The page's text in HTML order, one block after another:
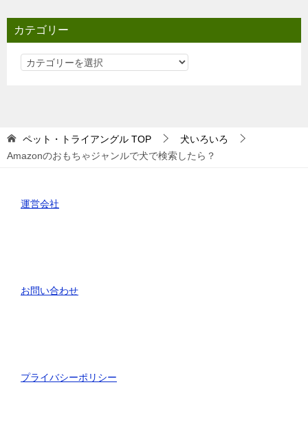
カテゴリー
カ
ペット・トライアングル TOP
犬いろいろ
Amazonのおもちゃジャンルで犬で検索したら？
運営会社
お問い合わせ
プライバシーポリシー